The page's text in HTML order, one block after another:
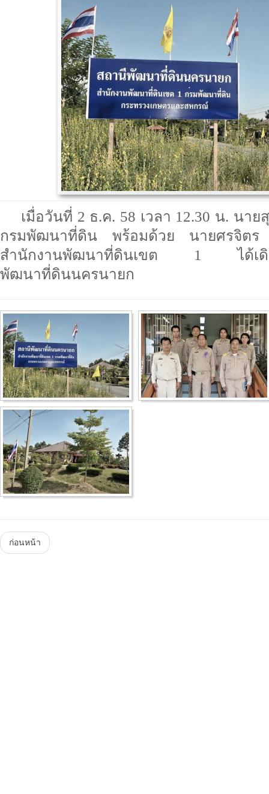
เมื่อวันที่ 2 ธ.ค. 58 เวลา 12.30 น. นา
กรมพัฒนาที่ดิน พร้อมด้วย นายศรจิตร
สำนักงานพัฒนาที่ดินเขต 1 ได้เดินท
พัฒนาที่ดินนครนายก
Menu
ก่อนหน้า